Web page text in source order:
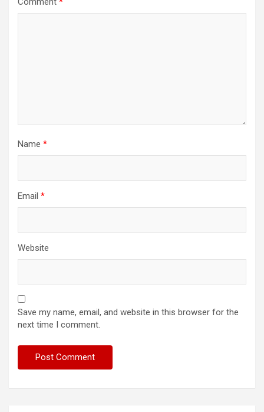
Name *
Email *
Website
Save my name, email, and website in this browser for the
next time I comment.